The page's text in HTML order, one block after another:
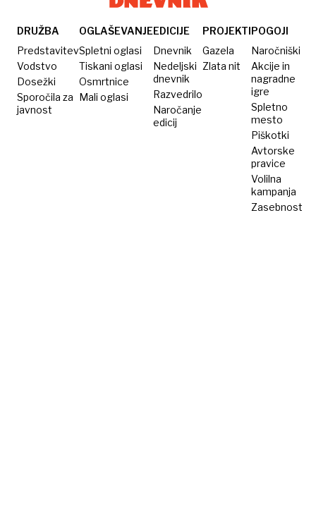
najde
poti
do
oceana
okolici
traja
štiri
dni,
poteka
pa po
puščavi,
DRUŽBA
Predstavitev
Vodstvo
Dosežki
Sporočila za
javnost
OGLAŠEVANJE
Spletni oglasi
Tiskani oglasi
Osmrtnice
Mali oglasi
EDICIJE
Dnevnik
Nedeljski
dnevnik
Razvedrilo
Naročanje
edicij
PROJEKTI
Gazela
Zlata nit
POGOJI
Naročniški
Akcije in
nagradne
igre
Spletno
mesto
Piškotki
Avtorske
pravice
Volilna
kampanja
Zasebnost